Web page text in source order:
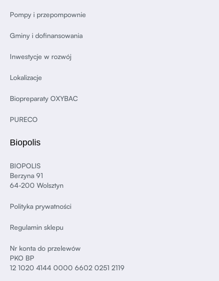
Pompy i przepompownie
Gminy i dofinansowania
Inwestycje w rozwój
Lokalizacje
Biopreparaty OXYBAC
PURECO
Biopolis
BIOPOLIS
Berzyna 91
64-200 Wolsztyn
Polityka prywatności
Regulamin sklepu
Nr konta do przelewów
PKO BP
12 1020 4144 0000 6602 0251 2119